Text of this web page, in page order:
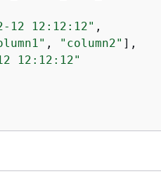
12 12:12:12" ,
, "column2" ],
12:12:12"